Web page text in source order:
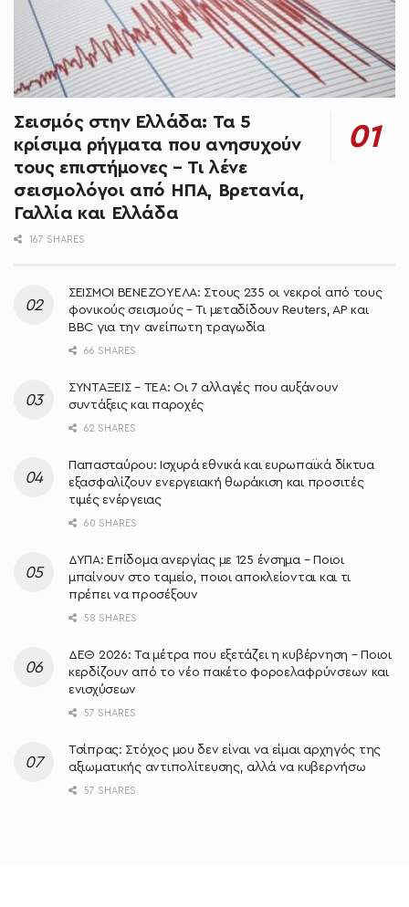
Σεισμός στην Ελλάδα: Τα 5
κρίσιμα ρήγματα που ανησυχούν
τους επιστήμονες – Τι λένε
σεισμολόγοι από ΗΠΑ, Βρετανία,
Γαλλία και Ελλάδα
167 SHARES
ΣΕΙΣΜΟΙ ΒΕΝΕΖΟΥΕΛΑ: Στους 235 οι νεκροί από τους
φονικούς σεισμούς – Τι μεταδίδουν Reuters, AP και
BBC για την ανείπωτη τραγωδία
66 SHARES
ΣΥΝΤΑΞΕΙΣ – ΤΕΑ: Οι 7 αλλαγές που αυξάνουν
συντάξεις και παροχές
62 SHARES
Παπασταύρου: Ισχυρά εθνικά και ευρωπαϊκά δίκτυα
εξασφαλίζουν ενεργειακή θωράκιση και προσιτές
τιμές ενέργειας
60 SHARES
ΔΥΠΑ: Επίδομα ανεργίας με 125 ένσημα – Ποιοι
μπαίνουν στο ταμείο, ποιοι αποκλείονται και τι
πρέπει να προσέξουν
58 SHARES
ΔΕΘ 2026: Τα μέτρα που εξετάζει η κυβέρνηση – Ποιοι
κερδίζουν από το νέο πακέτο φοροελαφρύνσεων και
ενισχύσεων
57 SHARES
Τσίπρας: Στόχος μου δεν είναι να είμαι αρχηγός της
αξιωματικής αντιπολίτευσης, αλλά να κυβερνήσω
57 SHARES